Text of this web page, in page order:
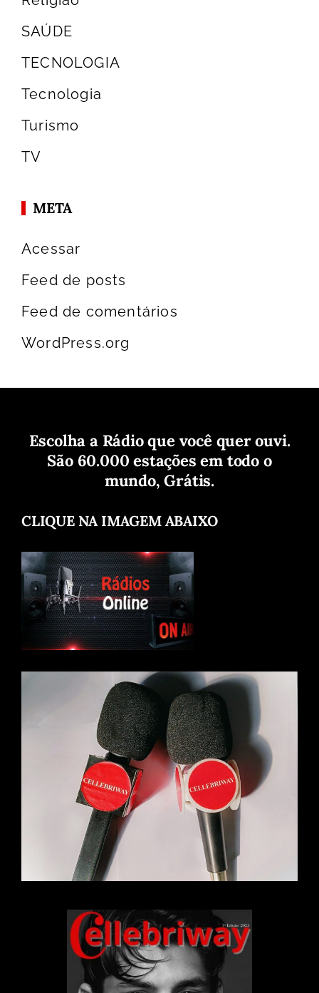
SAÚDE
TECNOLOGIA
Tecnologia
Turismo
TV
META
Acessar
Feed de posts
Feed de comentários
WordPress.org
Escolha a Rádio que você quer ouvi.
São 60.000 estações em todo o
mundo, Grátis.
CLIQUE NA IMAGEM ABAIXO